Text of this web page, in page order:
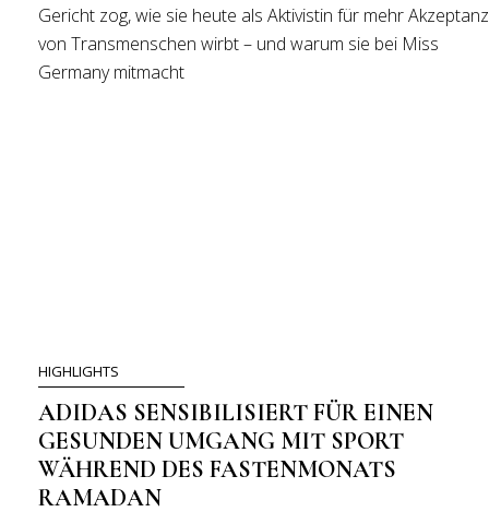
Gericht zog, wie sie heute als Aktivistin für mehr Akzeptanz
von Transmenschen wirbt – und warum sie bei Miss
Germany mitmacht
HIGHLIGHTS
ADIDAS SENSIBILISIERT FÜR EINEN
GESUNDEN UMGANG MIT SPORT
WÄHREND DES FASTENMONATS
RAMADAN